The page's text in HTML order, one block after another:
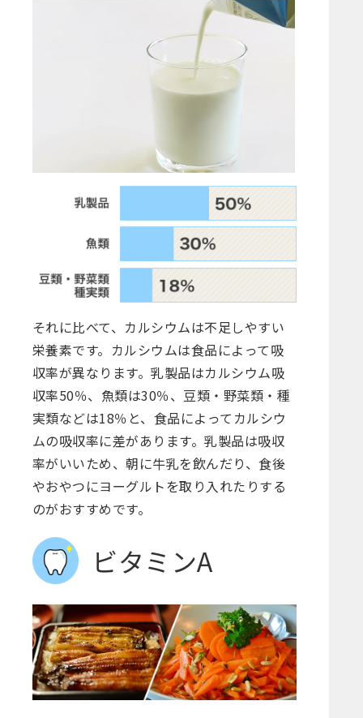
それに比べて、カルシウムは不足しやすい
栄養素です。カルシウムは食品によって吸
収率が異なります。乳製品はカルシウム吸
収率50％、魚類は30％、豆類・野菜類・種
実類などは18％と、食品によってカルシウ
ムの吸収率に差があります。乳製品は吸収
率がいいため、朝に牛乳を飲んだり、食後
やおやつにヨーグルトを取り入れたりする
のがおすすめです。
ビタミンA